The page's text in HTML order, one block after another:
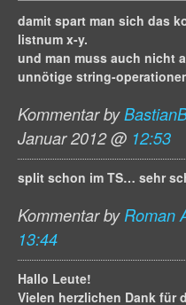
damit spart man sich das
listnum x-y.
und man muss auch nicht
unnötige string-
Kommentar by
Januar 2012 @ 12:53
split schon im TS… sehr
Kommentar by Roman
13:44
Hallo Leute!
Vielen herzlichen Dank für